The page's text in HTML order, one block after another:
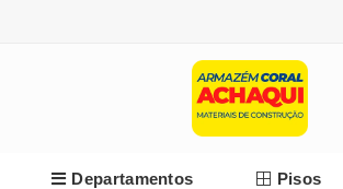
Departamentos Pisos